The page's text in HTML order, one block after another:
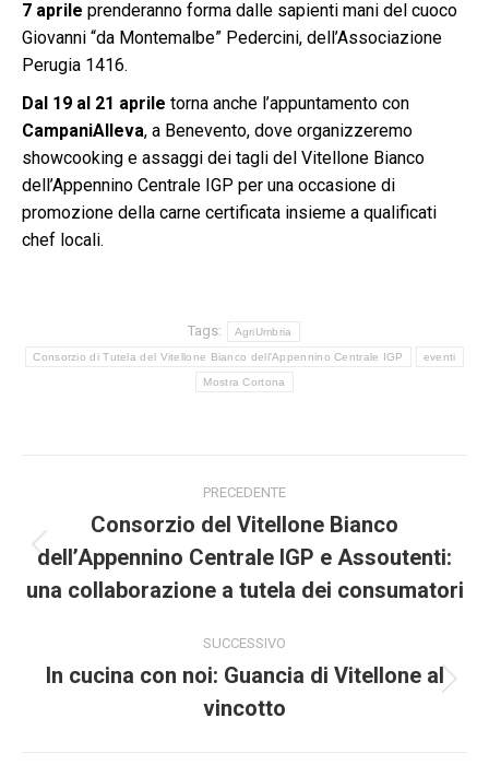
7 aprile prenderanno forma dalle sapienti mani del cuoco
Giovanni “da Montemalbe” Pedercini, dell’Associazione
Perugia 1416.
Dal 19 al 21 aprile torna anche l’appuntamento con
CampaniAlleva, a Benevento, dove organizzeremo
showcooking e assaggi dei tagli del Vitellone Bianco
dell’Appennino Centrale IGP per una occasione di
promozione della carne certificata insieme a qualificati
chef locali.
Tags: AgriUmbria
Consorzio di Tutela del Vitellone Bianco dell'Appennino Centrale IGP eventi
Mostra Cortona
tra
PRECEDENTE
Post
precedente:
Consorzio del Vitellone Bianco
dell’Appennino Centrale IGP e Assoutenti:
una collaborazione a tutela dei consumatori
SUCCESSIVO
post:
In cucina con noi: Guancia di Vitellone al
vincotto